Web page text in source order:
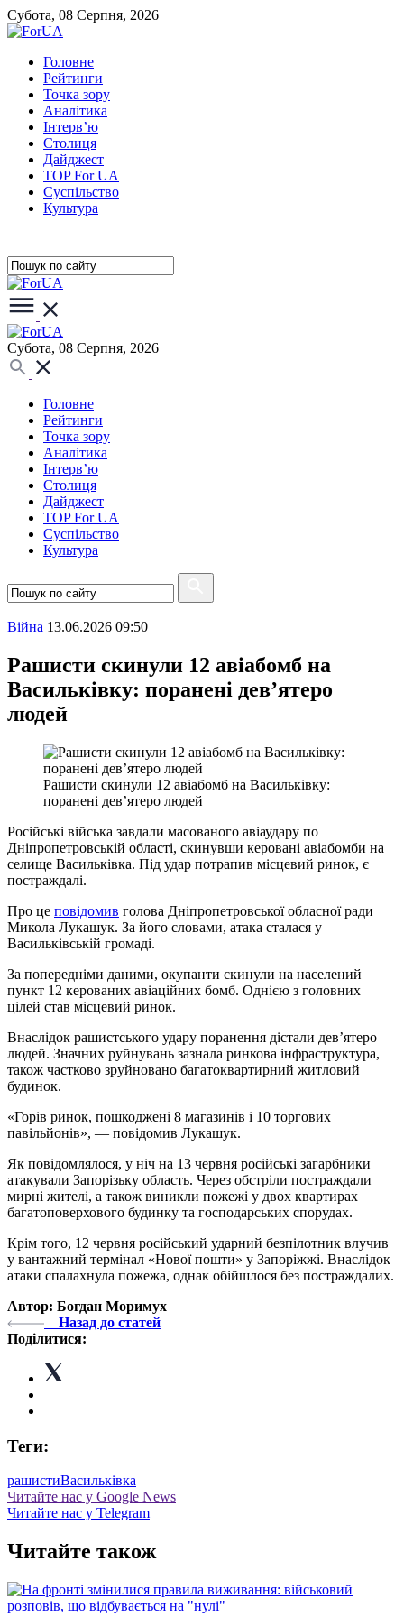
Субота, 08 Серпня, 2026
Головне
Рейтинги
Точка зору
Аналітика
Інтерв’ю
Столиця
Дайджест
TOP For UA
Суспiльство
Культура
Субота, 08 Серпня, 2026
Головне
Рейтинги
Точка зору
Аналітика
Інтерв’ю
Столиця
Дайджест
TOP For UA
Суспiльство
Культура
Війна 13.06.2026 09:50
Рашисти скинули 12 авіабомб на
Васильківку: поранені дев’ятеро
людей
Рашисти скинули 12 авіабомб на Васильківку:
поранені дев’ятеро людей
Російські війська завдали масованого авіаудару по
Дніпропетровській області, скинувши керовані авіабомби на
селище Васильківка. Під удар потрапив місцевий ринок, є
постраждалі.
Про це повідомив голова Дніпропетровської обласної ради
Микола Лукашук. За його словами, атака сталася у
Васильківській громаді.
За попередніми даними, окупанти скинули на населений
пункт 12 керованих авіаційних бомб. Однією з головних
цілей став місцевий ринок.
Внаслідок рашистського удару поранення дістали дев’ятеро
людей. Значних руйнувань зазнала ринкова інфраструктура,
також частково зруйновано багатоквартирний житловий
будинок.
«Горів ринок, пошкоджені 8 магазинів і 10 торгових
павільйонів», — повідомив Лукашук.
Як повідомлялося, у ніч на 13 червня російські загарбники
атакували Запорізьку область. Через обстріли постраждали
мирні жителі, а також виникли пожежі у двох квартирах
багатоповерхового будинку та господарських спорудах.
Крім того, 12 червня російський ударний безпілотник влучив
у вантажний термінал «Нової пошти» у Запоріжжі. Внаслідок
атаки спалахнула пожежа, однак обійшлося без постраждалих.
Автор: Богдан Моримух
Назад до статей
Поділитися:
Теги:
рашистиВасильківка
Читайте нас у Google News
Читайте нас у Telegram
Читайте також